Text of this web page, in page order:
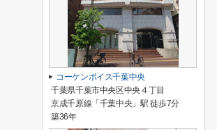
コーケンボイス千葉中央
千葉県千葉市中央区中央４丁目
京成千原線「千葉中央」駅 徒歩7分
築36年